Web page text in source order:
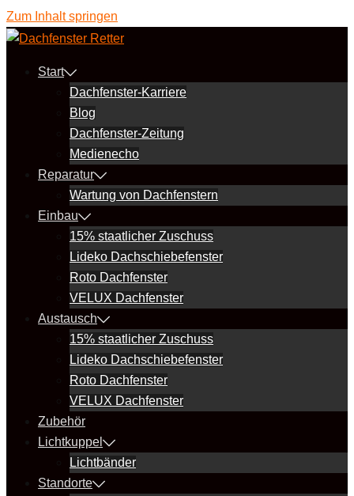
Zum Inhalt springen
Start
Dachfenster-Karriere
Blog
Dachfenster-Zeitung
Medienecho
Reparatur
Wartung von Dachfenstern
Einbau
15% staatlicher Zuschuss
Lideko Dachschiebefenster
Roto Dachfenster
VELUX Dachfenster
Austausch
15% staatlicher Zuschuss
Lideko Dachschiebefenster
Roto Dachfenster
VELUX Dachfenster
Zubehör
Lichtkuppel
Lichtbänder
Standorte